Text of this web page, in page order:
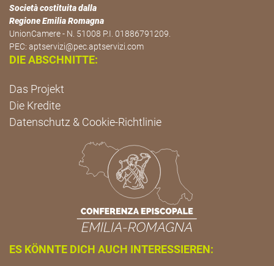
Società costituita dalla
Regione Emilia Romagna
UnionCamere - N. 51008 P.I. 01886791209.
PEC: aptservizi@pec.aptservizi.com
DIE ABSCHNITTE:
Das Projekt
Die Kredite
Datenschutz & Cookie-Richtlinie
ES KÖNNTE DICH AUCH INTERESSIEREN: